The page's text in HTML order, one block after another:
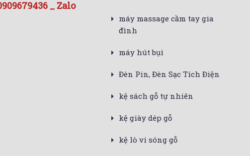
_ Zalo
máy massage cầm tay gia
đình
máy hút bụi
Đèn Pin, Đèn Sạc Tích Điện
kệ sách gỗ tự nhiên
kệ giày dép gỗ
kệ lò vi sóng gỗ